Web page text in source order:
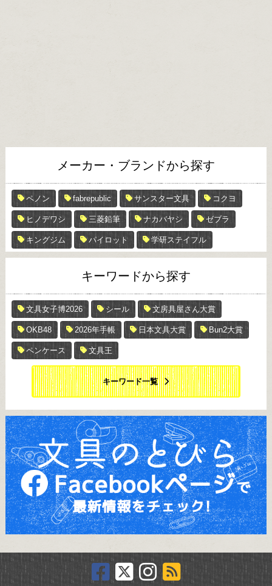
メーカー・ブランドから探す
ペノン fabrepublic サンスター文具 コクヨ
ヒノデワシ 三菱鉛筆 ナカバヤシ ゼブラ
キングジム パイロット 学研ステイフル
キーワードから探す
文具女子博2026 シール 文房具屋さん大賞
OKB48 2026年手帳 日本文具大賞 Bun2大賞
ペンケース 文具王
キーワード一覧